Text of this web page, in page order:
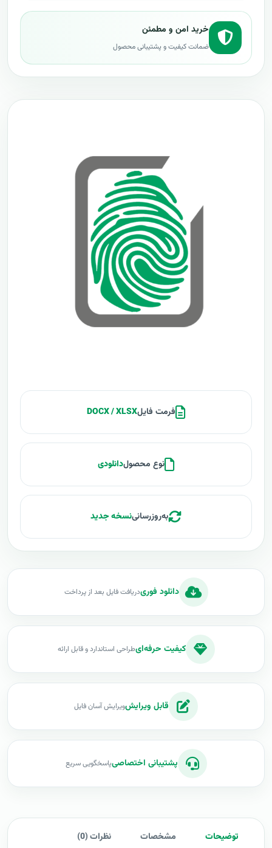
خرید امن و مطمئن
ضمانت کیفیت و پشتیبانی محصول
فرمت فایلDOCX / XLSX
نوع محصولدانلودی
به‌روزرسانینسخه جدید
دانلود فوریدریافت فایل بعد از پرداخت
کیفیت حرفه‌ایطراحی استاندارد و قابل ارائه
قابل ویرایشویرایش آسان فایل
پشتیبانی اختصاصیپاسخگویی سریع
توضیحات مشخصات نظرات (0)